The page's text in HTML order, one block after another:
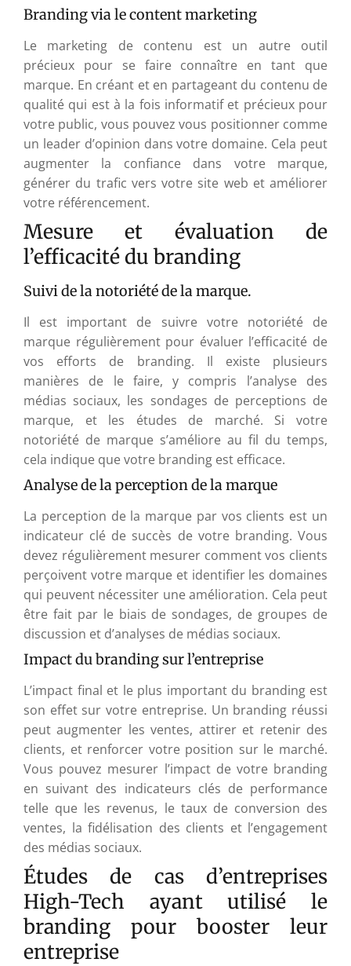
Branding via le content marketing
Le marketing de contenu est un autre outil
précieux pour se faire connaître en tant que
marque. En créant et en partageant du contenu de
qualité qui est à la fois informatif et précieux pour
votre public, vous pouvez vous positionner comme
un leader d’opinion dans votre domaine. Cela peut
augmenter la confiance dans votre marque,
générer du trafic vers votre site web et améliorer
votre référencement.
Mesure et évaluation de
l’efficacité du branding
Suivi de la notoriété de la marque.
Il est important de suivre votre notoriété de
marque régulièrement pour évaluer l’efficacité de
vos efforts de branding. Il existe plusieurs
manières de le faire, y compris l’analyse des
médias sociaux, les sondages de perceptions de
marque, et les études de marché. Si votre
notoriété de marque s’améliore au fil du temps,
cela indique que votre branding est efficace.
Analyse de la perception de la marque
La perception de la marque par vos clients est un
indicateur clé de succès de votre branding. Vous
devez régulièrement mesurer comment vos clients
perçoivent votre marque et identifier les domaines
qui peuvent nécessiter une amélioration. Cela peut
être fait par le biais de sondages, de groupes de
discussion et d’analyses de médias sociaux.
Impact du branding sur l’entreprise
L’impact final et le plus important du branding est
son effet sur votre entreprise. Un branding réussi
peut augmenter les ventes, attirer et retenir des
clients, et renforcer votre position sur le marché.
Vous pouvez mesurer l’impact de votre branding
en suivant des indicateurs clés de performance
telle que les revenus, le taux de conversion des
ventes, la fidélisation des clients et l’engagement
des médias sociaux.
Études de cas d’entreprises
High-Tech ayant utilisé le
branding pour booster leur
entreprise